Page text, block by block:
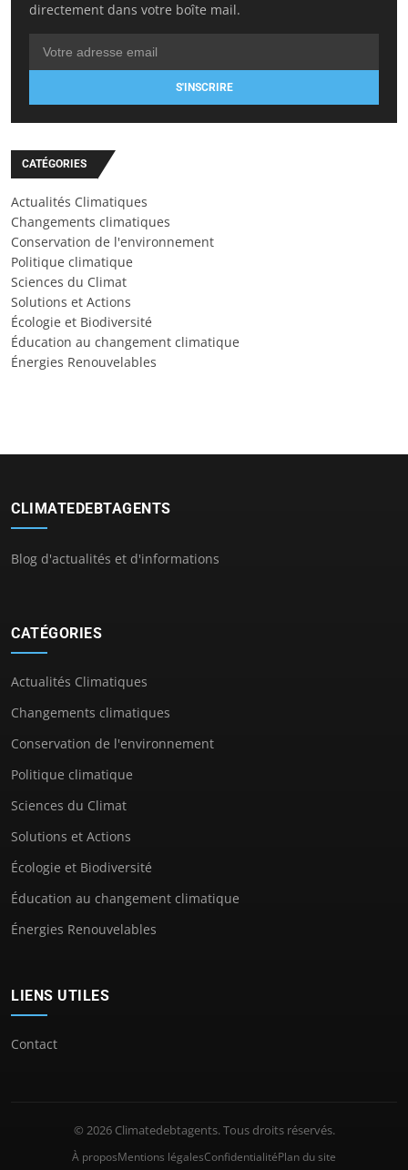
directement dans votre boîte mail.
S'INSCRIRE
CATÉGORIES
Actualités Climatiques
Changements climatiques
Conservation de l'environnement
Politique climatique
Sciences du Climat
Solutions et Actions
Écologie et Biodiversité
Éducation au changement climatique
Énergies Renouvelables
CLIMATEDEBTAGENTS
Blog d'actualités et d'informations
CATÉGORIES
Actualités Climatiques
Changements climatiques
Conservation de l'environnement
Politique climatique
Sciences du Climat
Solutions et Actions
Écologie et Biodiversité
Éducation au changement climatique
Énergies Renouvelables
LIENS UTILES
Contact
© 2026 Climatedebtagents. Tous droits réservés.
À proposMentions légalesConfidentialitéPlan du site